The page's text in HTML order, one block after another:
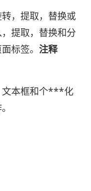
，提取，替换或
提取，替换和分
标签。 注释
文本框和个***化